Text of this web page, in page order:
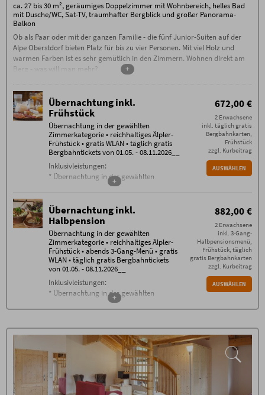
ca. 27 bis 30 m², geräumiges Doppelzimmer mit Wohnbereich, helles Bad
mit Dusche/WC, Sat-TV, traumhafter Bergblick und großer Panorama-
Balkon
Ob als Paar oder mit der ganzen Familie - die fünf Junior-Suiten auf der
Alpe Oberstdorf bieten Platz für bis zu vier Personen. Mit viel Holz und
warmen Farben ist es sehr gemütlich in den Zimmern. Wohnen direkt am
Berg - was will man mehr?
+
Übernachtung inkl.
Frühstück
Übernachtung in der gewählten
Zimmerkategorie • reichhaltiges Älpler-
Frühstück • gratis WLAN • täglich gratis
Bergbahntickets von 01.05. - 08.11.2026__
Inklusivleistungen:
* Übernachtung in der gewählten
* gratis WLAN im gesamten Haus
*Bergbahn unlimited
Tickets für alle Bergbahnen Oberstdorf /
Kleinwalsertal (je nach Öffnungszeiten
der Bergbahnen im Sommerbetrieb) von
01.05. bis 08.11.2026
Es gelten dieBuchungsbedingungen
Oberstdorf OHG, Kornau-Wanne 10, 87561
Zusätzliche Bedingungen
Stornierung muss schriftlich per E-Mail erfolgen
(ausschließlich an info@alpe-oberstdorf.de).
Wir empfehlen den Abschluss einer
Reiserücktrittskostenversicherung!
+
672,00 €
2 Erwachsene
inkl. täglich gratis
Bergbahnkarten,
Frühstück
zzgl. Kurbeitrag
AUSWÄHLEN
Übernachtung inkl.
Halbpension
Übernachtung in der gewählten
Zimmerkategorie • reichhaltiges Älpler-
Frühstück • abends 3-Gang-Menü • gratis
WLAN • täglich gratis Bergbahntickets
von 01.05. - 08.11.2026__
Inklusivleistungen:
* Übernachtung in der gewählten
* gratis WLAN im gesamten Haus
Bergbahn unlimited: täglich gratis
Tickets für alle Bergbahnen Oberstdorf /
Kleinwalsertal (je nach Öffnungszeiten
der Bergbahnen im Sommerbetrieb) von
01.05. bis 08.11.2026
+
882,00 €
2 Erwachsene
inkl. 3-Gang-
Halbpensionsmenü,
Frühstück, täglich
gratis Bergbahnkarten
zzgl. Kurbeitrag
AUSWÄHLEN